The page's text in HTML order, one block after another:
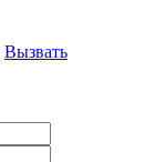
Вызвать